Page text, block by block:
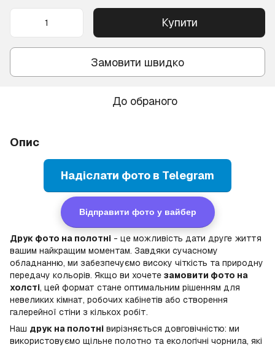
Купити
Замовити швидко
До обраного
Опис
Надіслати фото в Telegram
Відправити фото у вайбер
Друк фото на полотні - це можливість дати друге життя
вашим найкращим моментам. Завдяки сучасному
обладнанню, ми забезпечуємо високу чіткість та природну
передачу кольорів. Якщо ви хочете замовити фото на
холсті, цей формат стане оптимальним рішенням для
невеликих кімнат, робочих кабінетів або створення
галерейної стіни з кількох робіт.
Наш друк на полотні вирізняється довговічністю: ми
використовуємо щільне полотно та екологічні чорнила, які